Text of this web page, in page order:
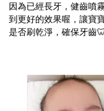
因為已經長牙，健齒噴
到更好的效果喔，讓寶
是否刷乾淨，確保牙齒